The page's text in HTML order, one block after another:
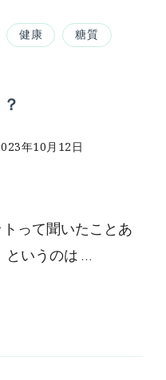
健康 糖質
年10月12日
って聞いたことあ
というのは …